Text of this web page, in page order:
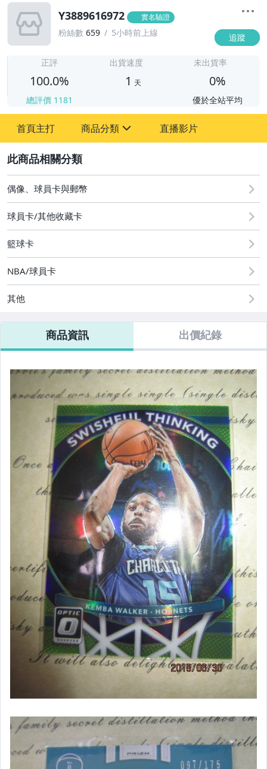
Y3889616972 實名驗證
粉絲數 659 5小時前上線 追蹤
正評
100.0%
總評價 1181
出貨速度
1 天
未出貨率
0%
優於全站平均
首頁主打 商品分類
偶像、球員卡與郵幣
直播影片
偶像、球員卡與郵幣
球員卡/其他收藏卡
籃球卡
NBA/球員卡
其他
商品資訊 出價紀錄